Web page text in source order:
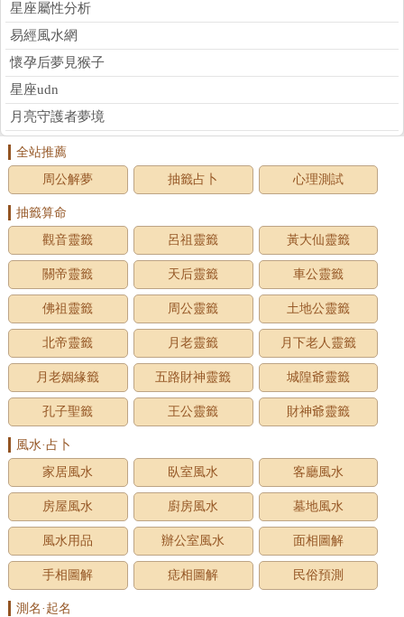
星座屬性分析
易經風水網
懷孕后夢見猴子
星座udn
月亮守護者夢境
全站推薦
周公解夢
抽籤占卜 心理測試
抽籤算命
觀音靈籤
呂祖靈籤 黃大仙靈籤
關帝靈籤 天后靈籤 車公靈籤
佛祖靈籤 周公靈籤 土地公靈籤
北帝靈籤 月老靈籤 月下老人靈籤
月老姻緣籤 五路財神靈籤 城隍爺靈籤
孔子聖籤 王公靈籤 財神爺靈籤
風水·占卜
家居風水
臥室風水 客廳風水
房屋風水 廚房風水 墓地風水
風水用品 辦公室風水 面相圖解
手相圖解 痣相圖解 民俗預測
測名·起名